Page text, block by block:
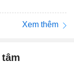
Xem thêm